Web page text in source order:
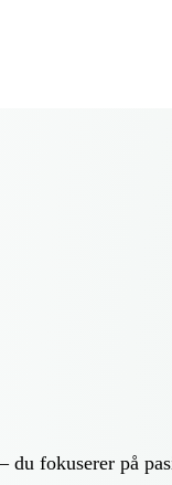
fokuserer på